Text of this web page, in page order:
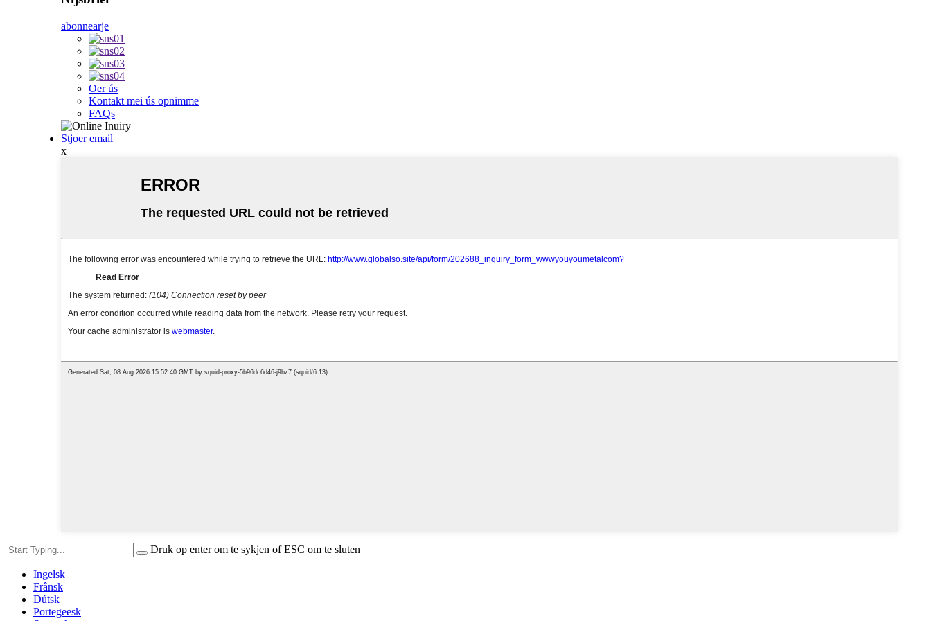
abonnearje
Oer ús
Kontakt mei ús opnimme
FAQs
Stjoer email
x
Druk op enter om te sykjen of ESC om te sluten
Ingelsk
Frânsk
Dútsk
Portegeesk